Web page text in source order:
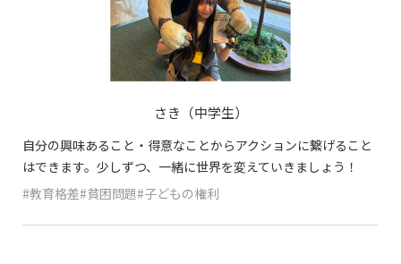
さき（中学生）
自分の興味あること・得意なことからアクションに繋げること
はできます。少しずつ、一緒に世界を変えていきましょう！
#教育格差#貧困問題#子どもの権利